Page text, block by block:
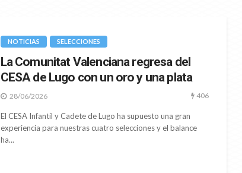
NOTICIAS SELECCIONES
La Comunitat Valenciana regresa del
CESA de Lugo con un oro y una plata
28/06/2026 406
El CESA Infantil y Cadete de Lugo ha supuesto una gran
experiencia para nuestras cuatro selecciones y el balance
ha...